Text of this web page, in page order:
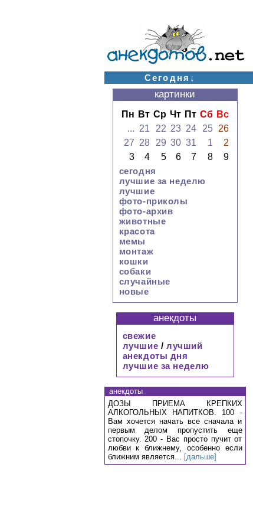
Сегодня↓
картинки
Пн Вт Ср Чт Пт Сб Вс
... 21 22 23 24 25
26
27 28 29 30 31 1
2
3
4 5 6 7 8
9
сегодня
лучшие за неделю
лучшие
фото-приколы
фото-архив
животные
красота
мемы
монтаж
кошки
собаки
случайные
новые
анекдоты
свежие
лучшие / лучший
анекдоты дня
лучшие за неделю
анекдоты
ДОЗЫ ПРИЕМА КРЕПКИХ
АЛКОГОЛЬНЫХ НАПИТКОВ. 100 -
Вам хочется начать все сначала и
первым делом пропустить еще
стопочку. 200 - Вас просто пучит от
любви к ближнему, особенно если
ближним является... [дальше]